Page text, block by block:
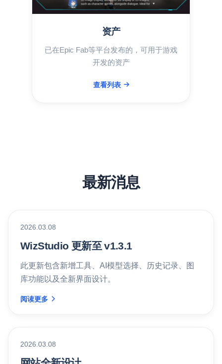
资产
已在Epic Fab等平台发布的，可用于游戏
开发的资产
查看列表
最新消息
2026.03.08
WizStudio 更新至 v1.3.1
此更新包含新增工具、AI模型选择、历史记录、图
库功能以及全新界面设计。
阅读更多
2026.03.08